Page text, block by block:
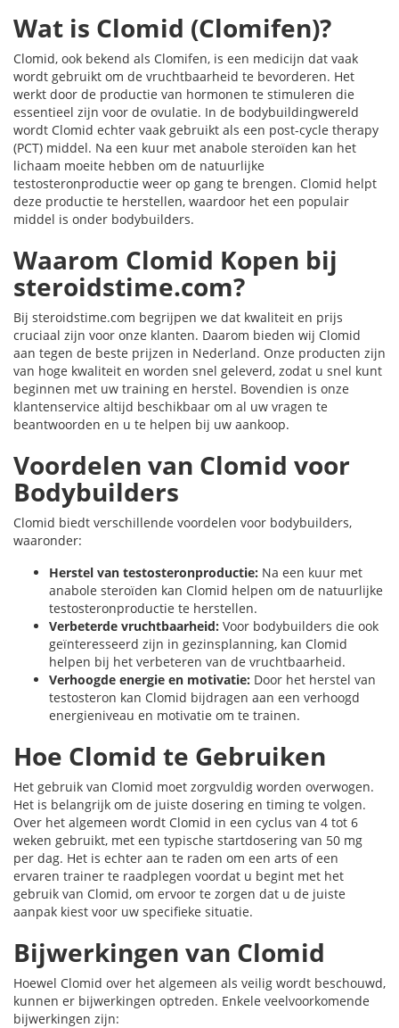
Wat is Clomid (Clomifen)?
Clomid, ook bekend als Clomifen, is een medicijn dat vaak
wordt gebruikt om de vruchtbaarheid te bevorderen. Het
werkt door de productie van hormonen te stimuleren die
essentieel zijn voor de ovulatie. In de bodybuildingwereld
wordt Clomid echter vaak gebruikt als een post-cycle therapy
(PCT) middel. Na een kuur met anabole steroïden kan het
lichaam moeite hebben om de natuurlijke
testosteronproductie weer op gang te brengen. Clomid helpt
deze productie te herstellen, waardoor het een populair
middel is onder bodybuilders.
Waarom Clomid Kopen bij
steroidstime.com?
Bij steroidstime.com begrijpen we dat kwaliteit en prijs
cruciaal zijn voor onze klanten. Daarom bieden wij Clomid
aan tegen de beste prijzen in Nederland. Onze producten zijn
van hoge kwaliteit en worden snel geleverd, zodat u snel kunt
beginnen met uw training en herstel. Bovendien is onze
klantenservice altijd beschikbaar om al uw vragen te
beantwoorden en u te helpen bij uw aankoop.
Voordelen van Clomid voor
Bodybuilders
Clomid biedt verschillende voordelen voor bodybuilders,
waaronder:
Herstel van testosteronproductie: Na een kuur met
anabole steroïden kan Clomid helpen om de natuurlijke
testosteronproductie te herstellen.
Verbeterde vruchtbaarheid: Voor bodybuilders die ook
geïnteresseerd zijn in gezinsplanning, kan Clomid
helpen bij het verbeteren van de vruchtbaarheid.
Verhoogde energie en motivatie: Door het herstel van
testosteron kan Clomid bijdragen aan een verhoogd
energieniveau en motivatie om te trainen.
Hoe Clomid te Gebruiken
Het gebruik van Clomid moet zorgvuldig worden overwogen.
Het is belangrijk om de juiste dosering en timing te volgen.
Over het algemeen wordt Clomid in een cyclus van 4 tot 6
weken gebruikt, met een typische startdosering van 50 mg
per dag. Het is echter aan te raden om een arts of een
ervaren trainer te raadplegen voordat u begint met het
gebruik van Clomid, om ervoor te zorgen dat u de juiste
aanpak kiest voor uw specifieke situatie.
Bijwerkingen van Clomid
Hoewel Clomid over het algemeen als veilig wordt beschouwd,
kunnen er bijwerkingen optreden. Enkele veelvoorkomende
bijwerkingen zijn: